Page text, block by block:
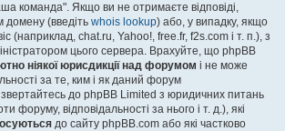
команда". Якщо ви не отримаєте відповіді,
домену (введіть whois lookup) або, у випадку, якщо
(наприклад, chat.ru, Yahoo!, free.fr, f2s.com і т. п.), з
цього сервера. Врахуйте, що phpBB
ніякої юрисдикції над форумом і не може
за те, ким і як даний форум
до phpBB Limited з юридичних питань
форуму, відповідальності за нього і т. д.), які
до сайту phpBB.com або які частково